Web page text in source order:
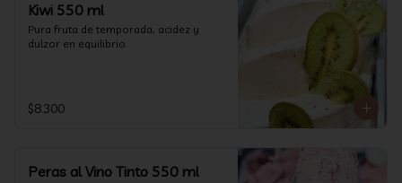
Kiwi 550 ml
Pura fruta de temporada, acidez y
dulzor en equilibrio.
$8.300
Peras al Vino Tinto 550 ml